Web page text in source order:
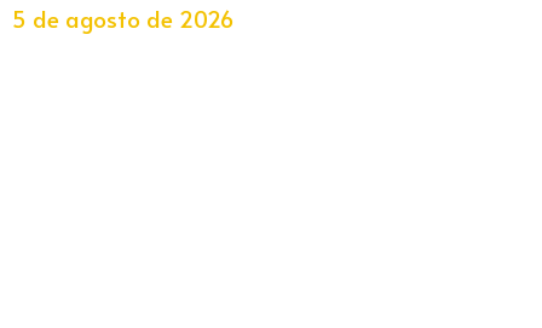
5 de agosto de 2026